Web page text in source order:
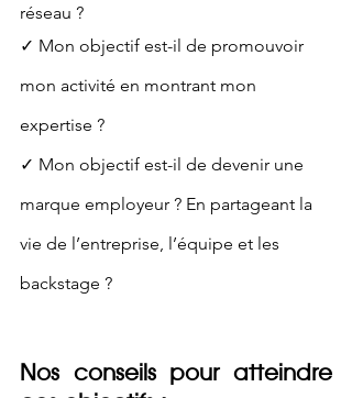
réseau ?
✓ Mon objectif est-il de promouvoir
mon activité en montrant mon
expertise ?
✓ Mon objectif est-il de devenir une
marque employeur ? En partageant la
vie de l’entreprise, l’équipe et les
backstage ?
Nos conseils pour atteindre